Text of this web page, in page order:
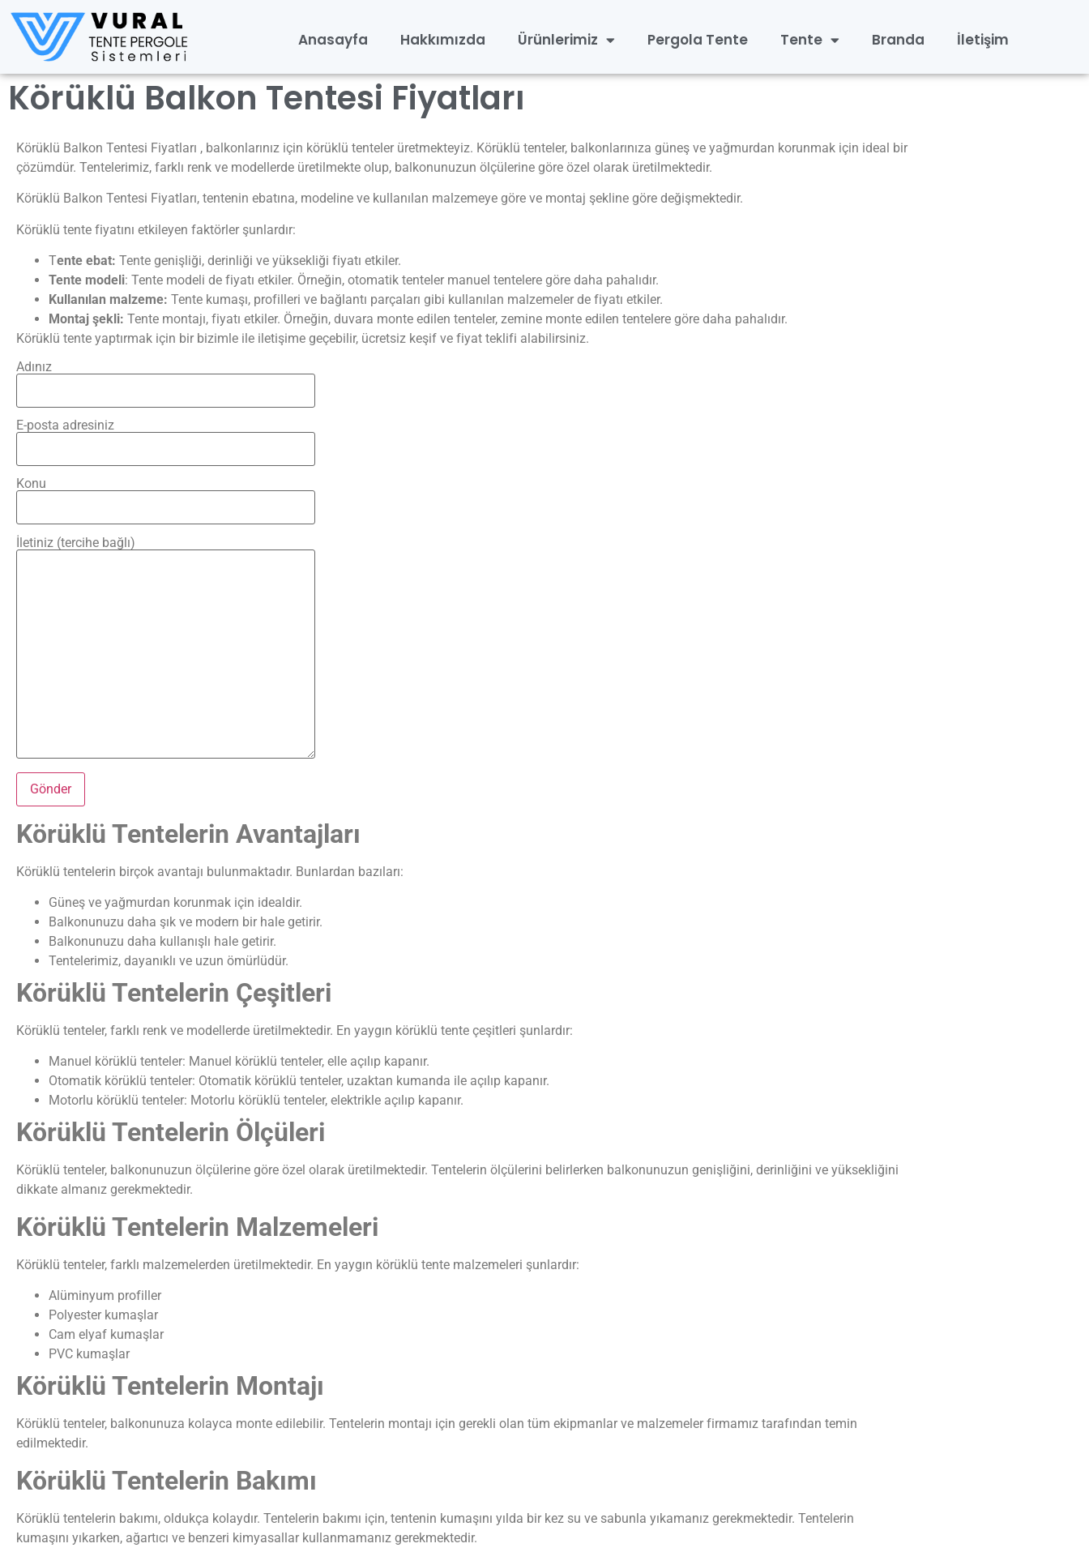
Anasayfa Hakkımızda Ürünlerimiz Pergola Tente Tente Branda İletişim
Körüklü Balkon Tentesi Fiyatları
Körüklü Balkon Tentesi Fiyatları , balkonlarınız için körüklü tenteler üretmekteyiz. Körüklü tenteler, balkonlarınıza güneş ve yağmurdan korunmak için ideal bir
çözümdür. Tentelerimiz, farklı renk ve modellerde üretilmekte olup, balkonunuzun ölçülerine göre özel olarak üretilmektedir.
Körüklü Balkon Tentesi Fiyatları, tentenin ebatına, modeline ve kullanılan malzemeye göre ve montaj şekline göre değişmektedir.
Körüklü tente fiyatını etkileyen faktörler şunlardır:
Tente ebat: Tente genişliği, derinliği ve yüksekliği fiyatı etkiler.
Tente modeli: Tente modeli de fiyatı etkiler. Örneğin, otomatik tenteler manuel tentelere göre daha pahalıdır.
Kullanılan malzeme: Tente kumaşı, profilleri ve bağlantı parçaları gibi kullanılan malzemeler de fiyatı etkiler.
Montaj şekli: Tente montajı, fiyatı etkiler. Örneğin, duvara monte edilen tenteler, zemine monte edilen tentelere göre daha pahalıdır.
Körüklü tente yaptırmak için bir bizimle ile iletişime geçebilir, ücretsiz keşif ve fiyat teklifi alabilirsiniz.
Adınız
E-posta adresiniz
Konu
İletiniz (tercihe bağlı)
Körüklü Tentelerin Avantajları
Körüklü tentelerin birçok avantajı bulunmaktadır. Bunlardan bazıları:
Güneş ve yağmurdan korunmak için idealdir.
Balkonunuzu daha şık ve modern bir hale getirir.
Balkonunuzu daha kullanışlı hale getirir.
Tentelerimiz, dayanıklı ve uzun ömürlüdür.
Körüklü Tentelerin Çeşitleri
Körüklü tenteler, farklı renk ve modellerde üretilmektedir. En yaygın körüklü tente çeşitleri şunlardır:
Manuel körüklü tenteler: Manuel körüklü tenteler, elle açılıp kapanır.
Otomatik körüklü tenteler: Otomatik körüklü tenteler, uzaktan kumanda ile açılıp kapanır.
Motorlu körüklü tenteler: Motorlu körüklü tenteler, elektrikle açılıp kapanır.
Körüklü Tentelerin Ölçüleri
Körüklü tenteler, balkonunuzun ölçülerine göre özel olarak üretilmektedir. Tentelerin ölçülerini belirlerken balkonunuzun genişliğini, derinliğini ve yüksekliğini
dikkate almanız gerekmektedir.
Körüklü Tentelerin Malzemeleri
Körüklü tenteler, farklı malzemelerden üretilmektedir. En yaygın körüklü tente malzemeleri şunlardır:
Alüminyum profiller
Polyester kumaşlar
Cam elyaf kumaşlar
PVC kumaşlar
Körüklü Tentelerin Montajı
Körüklü tenteler, balkonunuza kolayca monte edilebilir. Tentelerin montajı için gerekli olan tüm ekipmanlar ve malzemeler firmamız tarafından temin
edilmektedir.
Körüklü Tentelerin Bakımı
Körüklü tentelerin bakımı, oldukça kolaydır. Tentelerin bakımı için, tentenin kumaşını yılda bir kez su ve sabunla yıkamanız gerekmektedir. Tentelerin
kumaşını yıkarken, ağartıcı ve benzeri kimyasallar kullanmamanız gerekmektedir.